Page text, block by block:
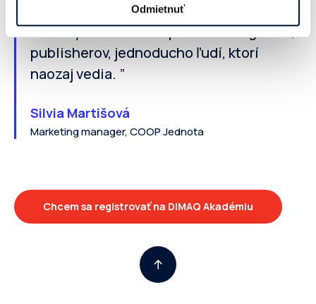
Odmietnuť
svete digitálu. Ponúka insighty
kvalitných lektorov z prostredia agentúr,
publisherov, jednoducho ľudí, ktorí
naozaj vedia. ”
Silvia Martišová
Marketing manager, COOP Jednota
Chcem sa registrovať na DIMAQ Akadémiu